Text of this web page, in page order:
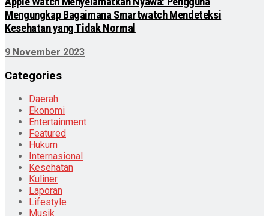
Mengungkap Bagaimana Smartwatch Mendeteksi
Kesehatan yang Tidak Normal
9 November 2023
Categories
Daerah
Ekonomi
Entertainment
Featured
Hukum
Internasional
Kesehatan
Kuliner
Laporan
Lifestyle
Musik